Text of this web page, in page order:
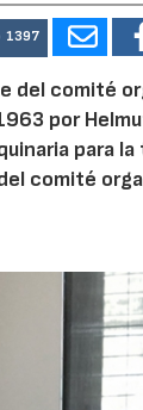
1397
del comité
por
para
comité